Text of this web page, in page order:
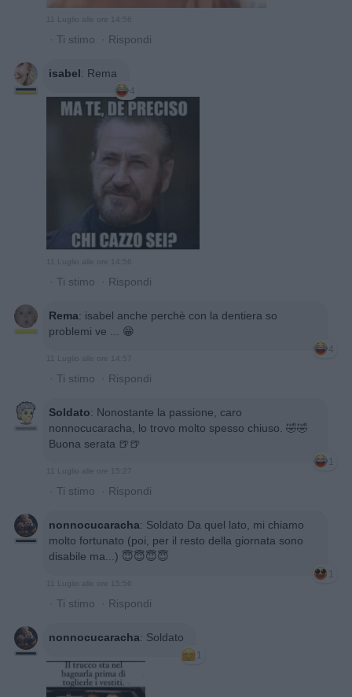
· Ti stimo · Rispondi
isabel: Rema
4
11 Luglio alle ore 14:56
· Ti stimo · Rispondi
Rema: isabel anche perchè con la dentiera so
problemi ve ... 😁
4
11 Luglio alle ore 14:57
· Ti stimo · Rispondi
Soldato: Nonostante la passione, caro
nonnocucaracha, lo trovo molto spesso chiuso. 🤣🤣
Buona serata 🍺🍺
1
11 Luglio alle ore 15:27
· Ti stimo · Rispondi
nonnocucaracha: Soldato Da quel lato, mi chiamo
molto fortunato (poi, per il resto della giornata sono
disabile ma...) 😇😇😇😇
1
· Ti stimo · Rispondi
nonnocucaracha: Soldato
1